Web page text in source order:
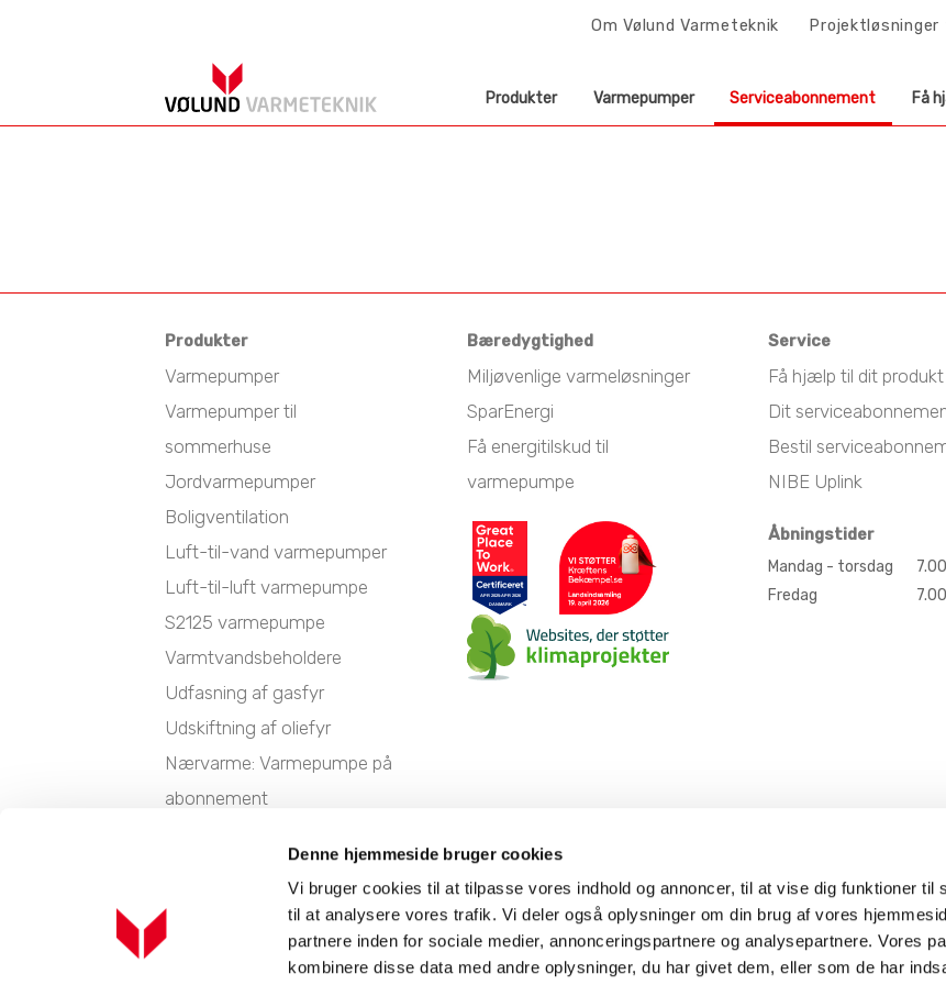
Denne hjemmeside bruger cookies
Vi bruger cookies til at tilpasse vores indhold og annoncer, til at vise dig funktioner til
til at analysere vores trafik. Vi deler også oplysninger om din brug af vores
partnere inden for sociale medier, annonceringspartnere og analysepartnere. Vores
kombinere disse data med andre oplysninger, du har givet dem, eller som de har
Om Vølund Varmeteknik
Produkter Varmepumper Serviceabonnement Få
Produkter
Varmepumper
Varmepumper til
sommerhuse
Jordvarmepumper
Boligventilation
Luft-til-vand varmepumper
Luft-til-luft varmepumpe
S2125 varmepumpe
Varmtvandsbeholdere
Udfasning af gasfyr
Udskiftning af oliefyr
Nærvarme: Varmepumpe på
abonnement
Fjernevarmeunits
Bæredygtighed
Miljøvenlige varmeløsninger
SparEnergi
Få energitilskud til
varmepumpe
Service
Få hjælp til dit produkt
Dit
Bestil
NIBE Uplink
Åbningstider
Mandag - torsdag
Fredag
Industrivej Nord 7B, 7400 Herning phone Kontakt erhverv phone Kontakt private